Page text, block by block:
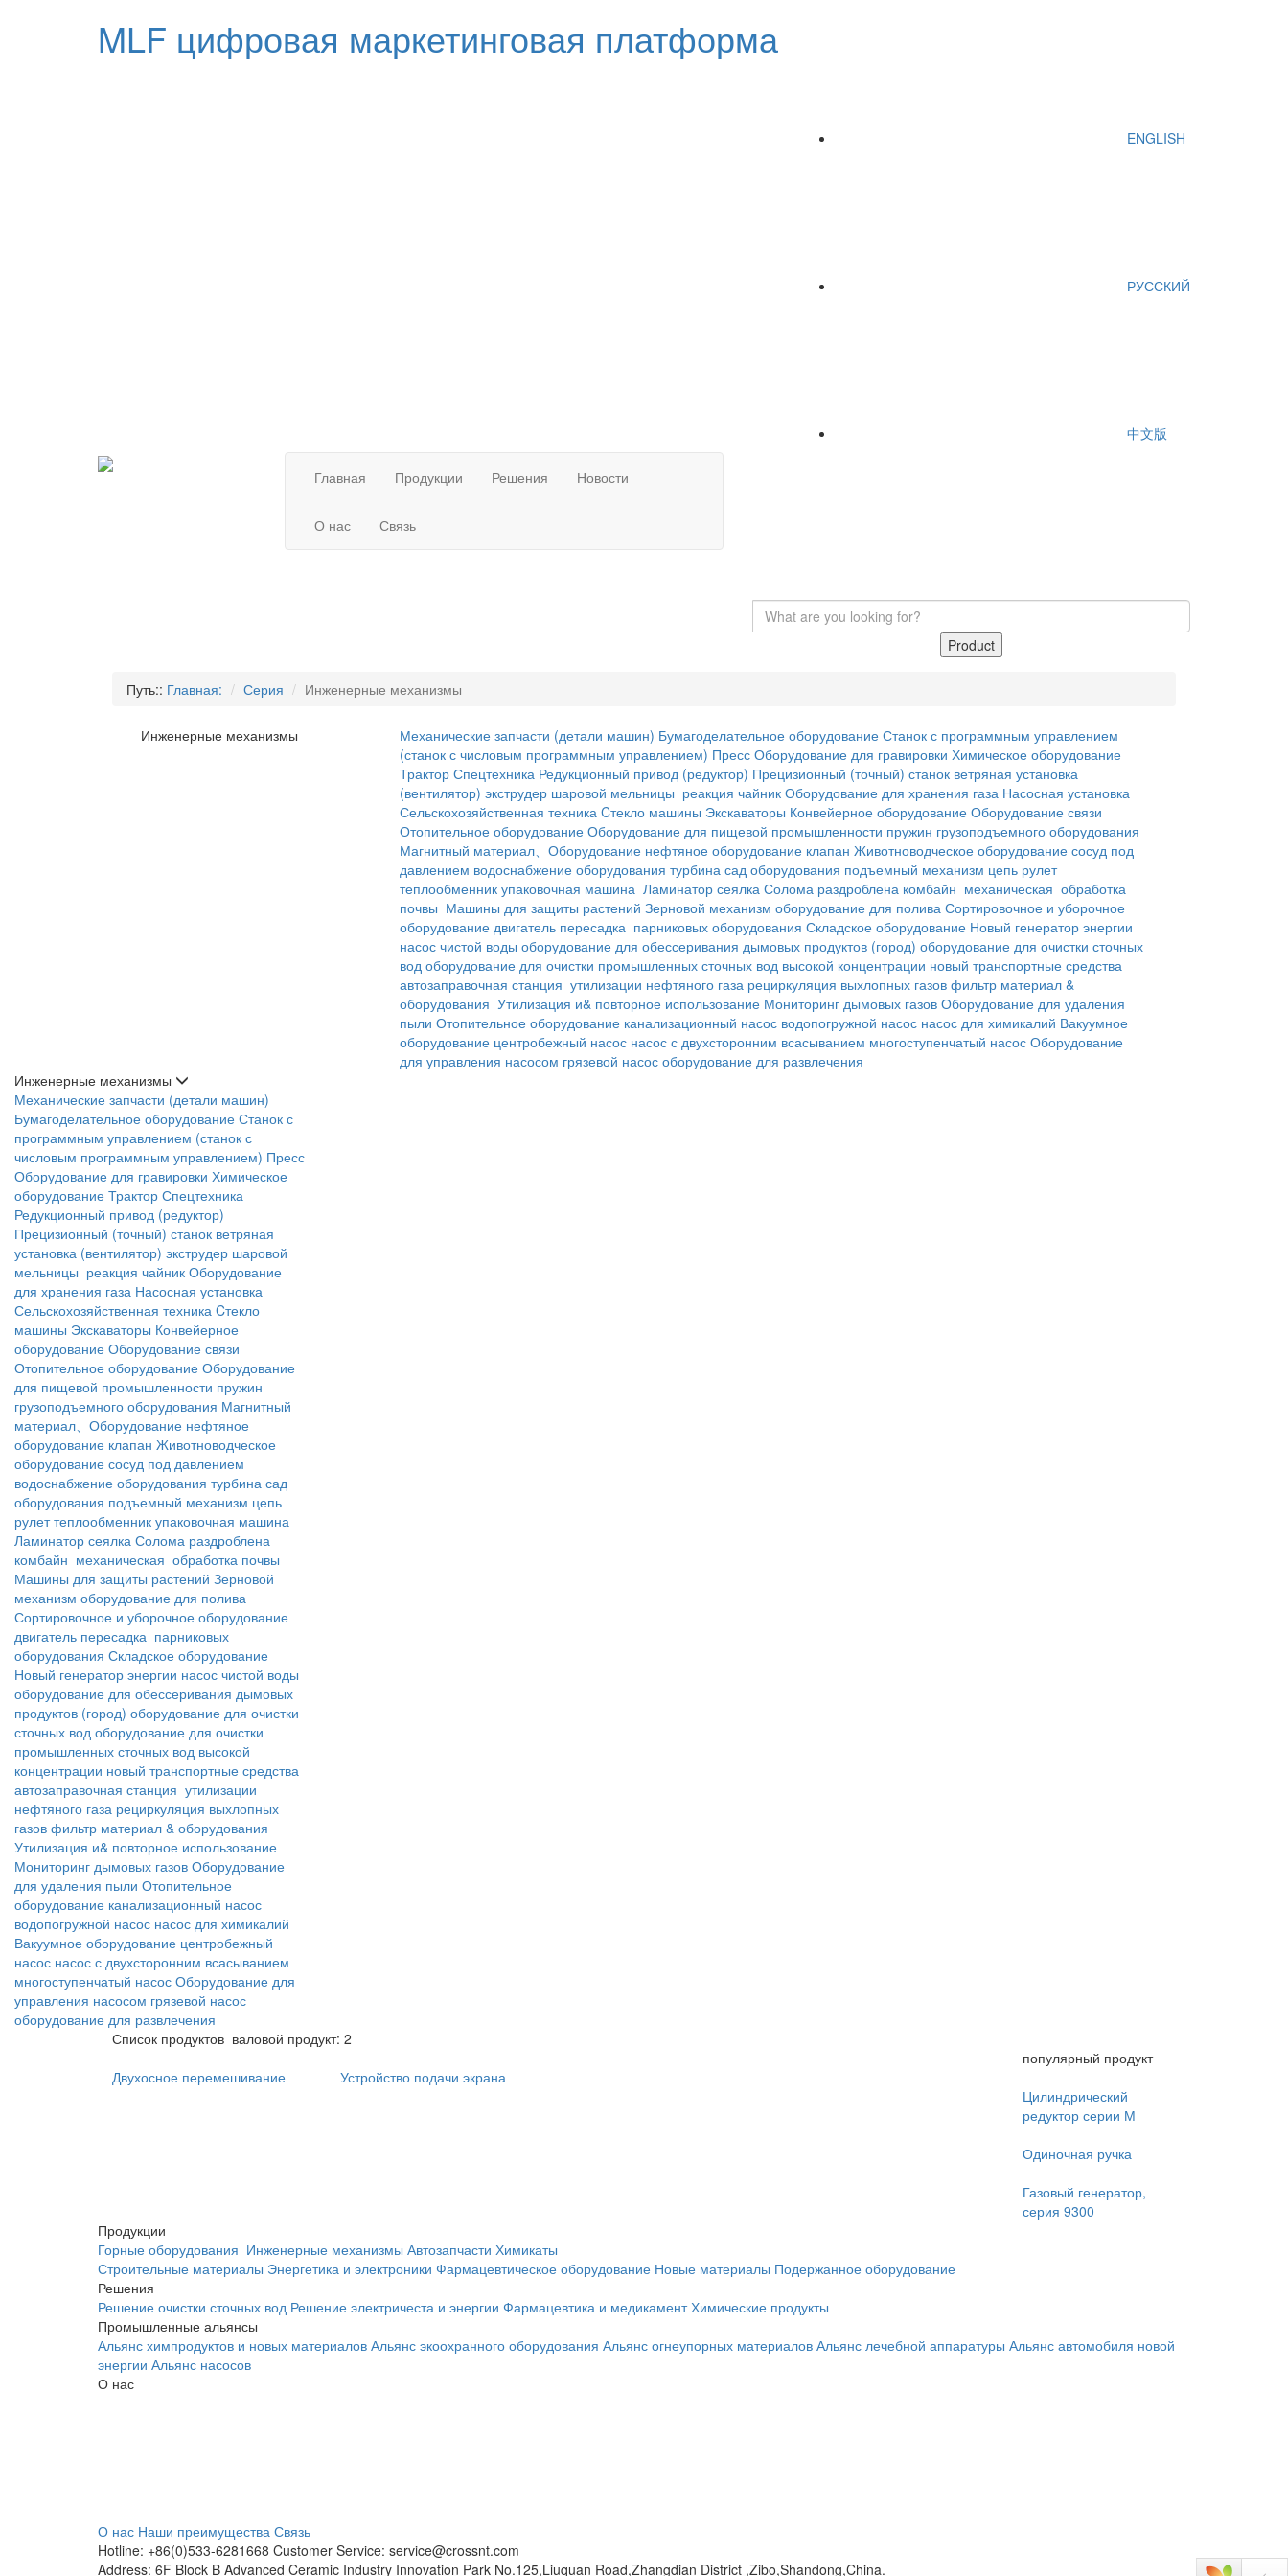
MLF цифровая маркетинговая платформа
ENGLISH
РУССКИЙ
中文版
Главная Продукции Решения Новости
О нас Связь
Product
Путь:: Главная: Серия Инженерные механизмы
Инженерные механизмы Механические запчасти (детали машин) Бумагоделательное оборудование Станок с программным управлением
(станок с числовым программным управлением) Пресс Оборудование для гравировки Химическое оборудование
Трактор Спецтехника Редукционный привод (редуктор) Прецизионный (точный) станок ветряная установка
(вентилятор) экструдер шаровой мельницы реакция чайник Оборудование для хранения газа Насосная установка
Сельскохозяйственная техника Cтекло машины Экскаваторы Конвейерное оборудование Оборудование связи
Отопительное оборудование Оборудование для пищевой промышленности пружин грузоподъемного оборудования
Магнитный материал、Оборудование нефтяное оборудование клапан Животноводческое оборудование сосуд под
давлением водоснабжение оборудования турбина сад оборудования подъемный механизм цепь рулет
теплообменник упаковочная машина Ламинатор сеялка Солома раздроблена комбайн механическая обработка
почвы Машины для защиты растений Зерновой механизм оборудование для полива Сортировочное и уборочное
оборудование двигатель пересадка парниковых оборудования Складское оборудование Новый генератор энергии
насос чистой воды оборудование для обессеривания дымовых продуктов (город) оборудование для очистки сточных
вод оборудование для очистки промышленных сточных вод высокой концентрации новый транспортные средства
автозаправочная станция утилизации нефтяного газа рециркуляция выхлопных газов фильтр материал &
оборудования Утилизация и& повторное использование Мониторинг дымовых газов Оборудование для удаления
пыли Отопительное оборудование канализационный насос водопогружной насос насос для химикалий Вакуумное
оборудование центробежный насос насос с двухсторонним всасыванием многоступенчатый насос Оборудование
для управления насосом грязевой насос оборудование для развлечения
Инженерные механизмы
Механические запчасти (детали машин)
Бумагоделательное оборудование Станок с
программным управлением (станок с
числовым программным управлением) Пресс
Оборудование для гравировки Химическое
оборудование Трактор Спецтехника
Редукционный привод (редуктор)
Прецизионный (точный) станок ветряная
установка (вентилятор) экструдер шаровой
мельницы реакция чайник Оборудование
для хранения газа Насосная установка
Сельскохозяйственная техника Cтекло
машины Экскаваторы Конвейерное
оборудование Оборудование связи
Отопительное оборудование Оборудование
для пищевой промышленности пружин
грузоподъемного оборудования Магнитный
материал、Оборудование нефтяное
оборудование клапан Животноводческое
оборудование сосуд под давлением
водоснабжение оборудования турбина сад
оборудования подъемный механизм цепь
рулет теплообменник упаковочная машина
Ламинатор сеялка Солома раздроблена
комбайн механическая обработка почвы
Машины для защиты растений Зерновой
механизм оборудование для полива
Сортировочное и уборочное оборудование
двигатель пересадка парниковых
оборудования Складское оборудование
Новый генератор энергии насос чистой воды
оборудование для обессеривания дымовых
продуктов (город) оборудование для очистки
сточных вод оборудование для очистки
промышленных сточных вод высокой
концентрации новый транспортные средства
автозаправочная станция утилизации
нефтяного газа рециркуляция выхлопных
газов фильтр материал & оборудования
Утилизация и& повторное использование
Мониторинг дымовых газов Оборудование
для удаления пыли Отопительное
оборудование канализационный насос
водопогружной насос насос для химикалий
Вакуумное оборудование центробежный
насос насос с двухсторонним всасыванием
многоступенчатый насос Оборудование для
управления насосом грязевой насос
оборудование для развлечения
Список продуктов валовой продукт: 2
Двухосное перемешивание
Устройство подачи экрана
популярный продукт
Цилиндрический
редуктор серии М
Одиночная ручка
Газовый генератор,
серия 9300
Продукции
Горные оборудования Инженерные механизмы Автозапчасти Химикаты
Строительные материалы Энергетика и электроники Фармацевтическое оборудование Новые материалы Подержанное оборудование
Решения
Решение очистки сточных вод Решение электричеста и энергии Фармацевтика и медикамент Химические продукты
Промышленные альянсы
Альянс химпродуктов и новых материалов Альянс экоохранного оборудования Альянс огнеупорных материалов Альянс лечебной аппаратуры Альянс автомобиля новой
энергии Альянс насосов
О нас
О нас Наши преимущества Связь
Hotline: +86(0)533-6281668 Customer Service: service@crossnt.com
Address: 6F Block B Advanced Ceramic Industry Innovation Park No.125,Liuquan Road,Zhangdian District ,Zibo,Shandong,China.